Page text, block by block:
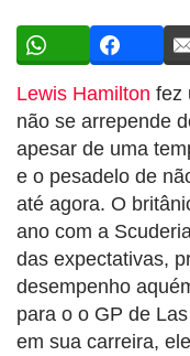
Lewis Hamilton fez
não se arrepende
apesar de uma
e o pesadelo de
até agora. O
ano com a
das expectativas,
desempenho
para o o GP de
em sua carreira,